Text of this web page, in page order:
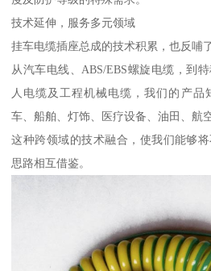
技术延伸，服务多元领域
挂车电缆插座总成的技术积累，也反哺
从汽车电线、ABS/EBS螺旋电缆，到
人电缆及工程机械电缆，我们的产品
车、船舶、灯饰、医疗设备、油田、航
这种跨领域的技术融合，使我们能够
思路相互借鉴。